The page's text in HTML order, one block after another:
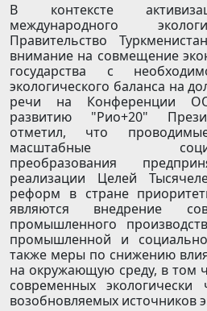
В контексте
международного
Правительство
внимание на совмещение
государства с
экологического баланса на
речи на Конференции
развитию "Рио+20"
отметил, что
масштабные
преобразования
реализации Целей
реформ в стране
являются внедрение
промышленного
промышленной и
также меры по снижению
на окружающую среду, в том
современных
возобновляемых источников